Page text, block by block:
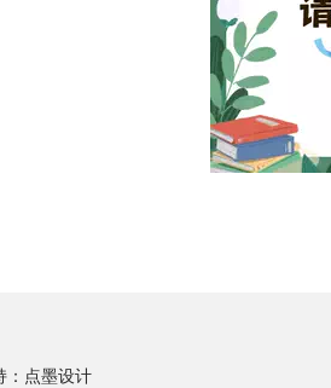
：点墨设计